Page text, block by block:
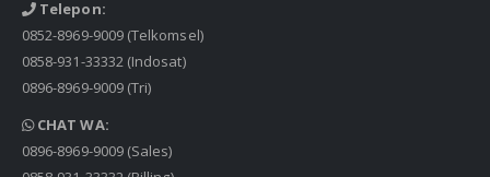
Telepon:
0852-8969-9009(Telkomsel)
0858-931-33332(Indosat)
0896-8969-9009(Tri)
CHAT WA:
0896-8969-9009(Sales)